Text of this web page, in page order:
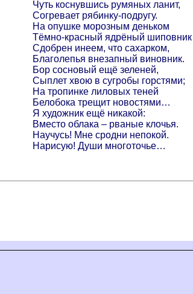
Чуть коснувшись румяных ланит,
Согревает рябинку-подругу.
На опушке морозным деньком
Тёмно-красный ядрёный шиповник
Сдобрен инеем, что сахарком,
Благолепья внезапный виновник.
Бор сосновый ещё зеленей,
Сыплет хвою в сугробы горстями;
На тропинке лиловых теней
Белобока трещит новостями…
Я художник ещё никакой:
Вместо облака – рваные клочья.
Научусь! Мне сродни непокой.
Нарисую! Души многоточье…